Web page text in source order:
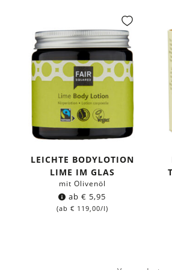
LEICHTE BODYLOTION
LIME IM GLAS
mit Olivenöl
ab € 5,95
(ab € 119,00/l)